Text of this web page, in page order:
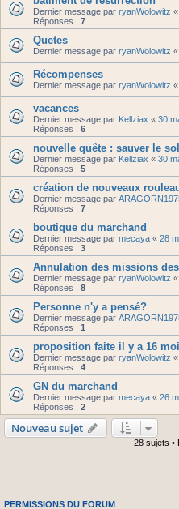
Dernier message par ryanWolowitz «
Réponses : 7
Quetes
Dernier message par ryanWolowitz «
Récompenses
Dernier message par ryanWolowitz «
vacances
Dernier message par Kellziax « 30
Réponses : 6
nouvelle quête : sauver le
Dernier message par Kellziax « 30
Réponses : 5
création de nouveaux
Dernier message par
Réponses : 7
boutique du marchand
Dernier message par mecaya « 28
Réponses : 3
Annulation des missions
Dernier message par ryanWolowitz «
Réponses : 8
Personne n'y a pensé?
Dernier message par
Réponses : 1
proposition faite il y a 16
Dernier message par ryanWolowitz «
Réponses : 4
GN du marchand
Dernier message par mecaya « 26
Réponses : 2
Nouveau sujet
28 sujets •
PERMISSIONS DU FORUM